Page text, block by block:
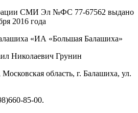
СМИ Эл №ФС ‎77-67562 выдано
2016 года
«ИА «Большая Балашиха»
Николаевич Грунин
область, г. Балашиха, ул.
85-00.